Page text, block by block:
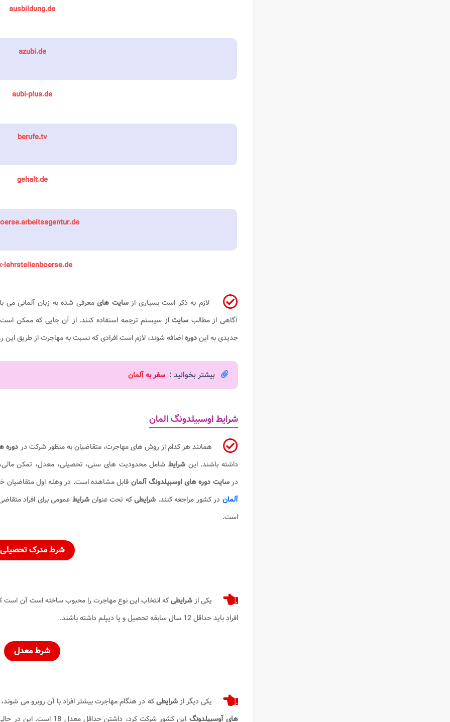
ausbildung.de
azubi.de
aubi-plus.de
berufe.tv
gehalt.de
lehrstellenboerse.de
لازم به ذکر است بسیاری ازسایت هایمعرفی شده به زبان آلمانی می
آگاهی از مطالب سایتاز سیستم ترجمه استفاده کنند. از آن جایی که ممکن
جدیدی به ایندورهاضافه شوند، لازم است افرادی که نسبت به مهاجرت از طریق این
بیشتر بخوانید : سفر به آلمان
شرایط اوسبیلدونگ المان
همانند هر کدام از روش های مهاجرت، متقاضیان به منظور شرکت در دوره
داشته باشند. این شرایطشامل محدودیت های سنی، تحصیلی، معدل، تمکن
درسایت دوره های اوسبیلدونگ آلمان قابل مشاهده است. در وهله اول متقاضیان
آلماندر کشور مراجعه کنند. شرایطیکه تحت عنوانشرایط عمومی برای افراد
است.
شرط مدرک تحصیلی
یکی ازشرایطیکه انتخاب این نوع مهاجرت را محبوب ساخته است آن
افراد باید حداقل 12 سال سابقه تحصیل و یا دیپلم داشته باشند.
شرط معدل
یکی دیگر ازشرایطیکه در هنگام مهاجرت بیشتر افراد با آن روبرو می
های آوسبیلدونگ
این کشور شرکت کرد،